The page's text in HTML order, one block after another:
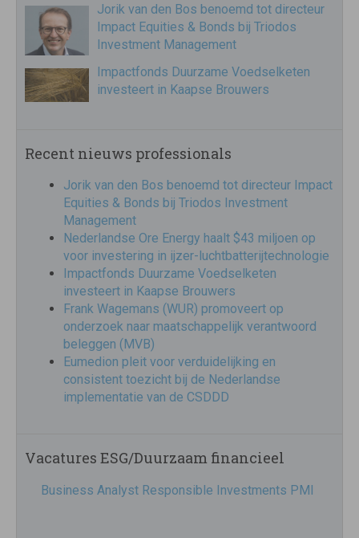
Jorik van den Bos benoemd tot directeur
Impact Equities & Bonds bij Triodos
Investment Management
Impactfonds Duurzame Voedselketen
investeert in Kaapse Brouwers
Recent nieuws professionals
Jorik van den Bos benoemd tot directeur Impact
Equities & Bonds bij Triodos Investment
Management
Nederlandse Ore Energy haalt $43 miljoen op
voor investering in ijzer-luchtbatterijtechnologie
Impactfonds Duurzame Voedselketen
investeert in Kaapse Brouwers
Frank Wagemans (WUR) promoveert op
onderzoek naar maatschappelijk verantwoord
beleggen (MVB)
Eumedion pleit voor verduidelijking en
consistent toezicht bij de Nederlandse
implementatie van de CSDDD
Vacatures ESG/Duurzaam financieel
Business Analyst Responsible Investments PMI